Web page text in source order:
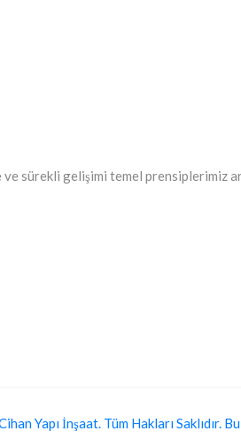
ve sürekli gelişimi temel prensiplerimiz
Yapı İnşaat. Tüm Hakları Saklıdır.